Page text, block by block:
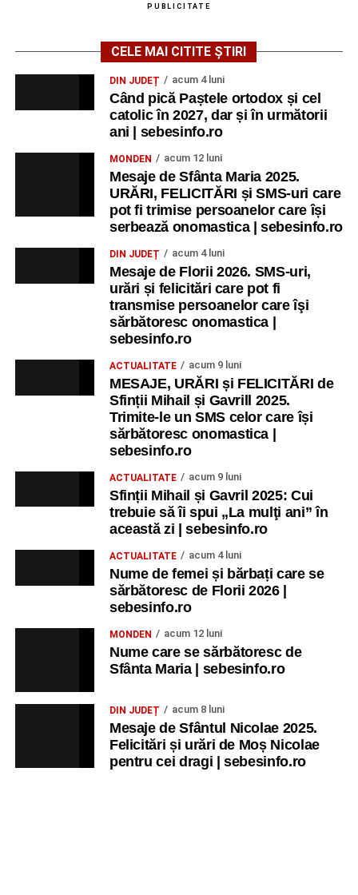
(Italia, 2025), dramă inspirată de povestea nașterii operei
MIERCURI, 26 AUGUST 2026
Copiii în armonia orașului
– Școala din Răhău: activități recreative pentru
copii.
– Curtea Școlii „M. Kogălniceanu”: activități
recreative pentru copii.
Ora 17.00– Grădina Muzeului Municipal „Ioan Raica”
Sebeș: încheierea Școlii de vară„Curcubeul Prieteniei”
– Aula Primăriei Municipiului Sebeș:
festivitatea de premiere a șefilor de promoție și a elevilor
care au obținut rezultate remarcabile la examenele de
Evaluare Națională și Bacalaureat.
Ora 19.00– Parcul Tineretului:
Spectacol pentru copii și
Alexandra Pamfilie și Școala de muzică„DoReMi”
Ancuța Stănuș și grupul de folclor;
Trupa de Dansuri Săsești.
– Parcul Tineretului: proiecția filmului pentru
„Străjerii Deltei”(România, 2021), film de familie și
JOI, 27 AUGUST 2026
Grădina Muzeului Municipal „Ioan
Raica” Sebeș
Sărbătoarea Seniorilor– festivitatea de
premiere a cuplurilor care aniversează 50 de ani de
PUBLICITATE
CELE MAI CITITE ȘTIRI
DIN JUDEȚ acum 4 luni
Când pică Paștele ortodox și cel
catolic în 2027, dar și în următorii
ani | sebesinfo.ro
MONDEN acum 12 luni
Mesaje de Sfânta Maria 2025.
URĂRI, FELICITĂRI și SMS-uri care
pot fi trimise persoanelor care își
serbează onomastica | sebesinfo.ro
DIN JUDEȚ acum 4 luni
Mesaje de Florii 2026. SMS-uri,
urări și felicitări care pot fi
transmise persoanelor care îşi
sărbătoresc onomastica |
sebesinfo.ro
ACTUALITATE acum 9 luni
MESAJE, URĂRI și FELICITĂRI de
Sfinții Mihail și Gavrill 2025.
Trimite-le un SMS celor care își
sărbătoresc onomastica |
sebesinfo.ro
ACTUALITATE acum 9 luni
Sfinții Mihail și Gavril 2025: Cui
trebuie să îi spui „La mulţi ani” în
această zi | sebesinfo.ro
ACTUALITATE acum 4 luni
Nume de femei și bărbați care se
sărbătoresc de Florii 2026 |
sebesinfo.ro
MONDEN acum 12 luni
Nume care se sărbătoresc de
Sfânta Maria | sebesinfo.ro
DIN JUDEȚ acum 8 luni
Mesaje de Sfântul Nicolae 2025.
Felicitări și urări de Moș Nicolae
pentru cei dragi | sebesinfo.ro